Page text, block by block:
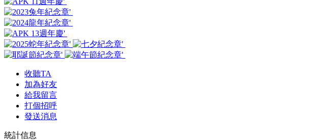
收聽TA
加為好友
給我留言
打個招呼
發送消息
統計信息